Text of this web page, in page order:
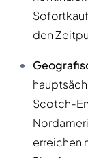
den
Scotch-
erreichen